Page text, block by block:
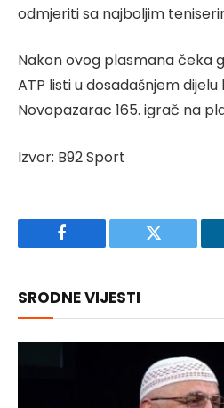
odmjeriti sa najboljim
Nakon ovog plasmana čeka
ATP listi u dosadašnjem
Novopazarac 165. igrač na
Izvor: B92 Sport
Facebook Twitter
SRODNE VIJESTI